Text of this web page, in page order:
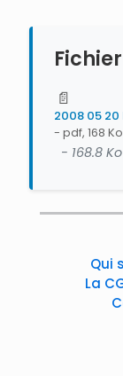
📄
2008 05
- pdf, 168 Ko
- 168.8 Ko
Qui
La